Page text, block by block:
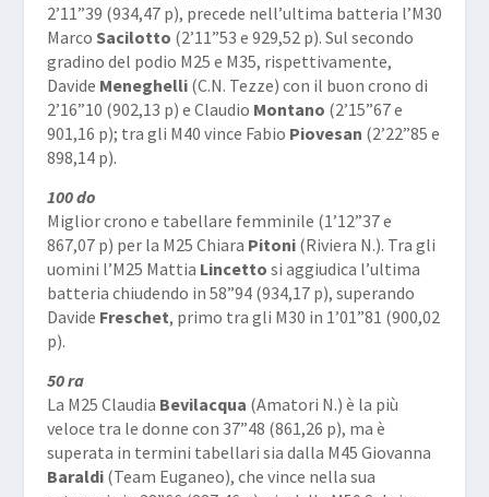
2’11”39 (934,47 p), precede nell’ultima batteria l’M30
Marco Sacilotto (2’11”53 e 929,52 p). Sul secondo
gradino del podio M25 e M35, rispettivamente,
Davide Meneghelli(C.N. Tezze) con il buon crono di
2’16”10 (902,13 p) e Claudio Montano (2’15”67 e
901,16 p); tra gli M40 vince Fabio Piovesan (2’22”85 e
898,14 p).
100 do
Miglior crono e tabellare femminile (1’12”37 e
867,07 p) per la M25 Chiara Pitoni(Riviera N.). Tra gli
uomini l’M25 Mattia Lincetto si aggiudica l’ultima
batteria chiudendo in 58”94 (934,17 p), superando
Davide Freschet, primo tra gli M30 in 1’01”81 (900,02
p).
50 ra
La M25 Claudia Bevilacqua (Amatori N.) è la più
veloce tra le donne con 37”48 (861,26 p), ma è
superata in termini tabellari sia dalla M45 Giovanna
Baraldi(Team Euganeo), che vince nella sua